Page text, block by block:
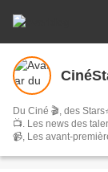
Du Ciné 🎬, des
📺. Les news des talents du cinéma et de la culture. des Interviews 🎤 vidéos
📹, Les avant-